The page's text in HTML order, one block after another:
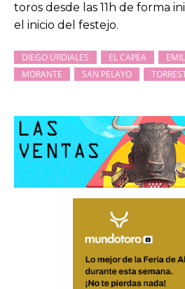
toros desde las 11h de forma
el inicio del festejo.
DIEGO URDIALES EL CAPEA
MORANTE
SAN PELAYO